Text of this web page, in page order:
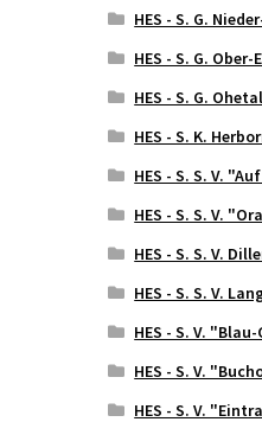
HES - S. G.
HES - S. G.
HES - S. G. Ohetal
HES - S. K.
HES - S. S. V.
HES - S. S. V.
HES - S. S. V.
HES - S. S. V.
HES - S. V.
HES - S. V.
HES - S. V.